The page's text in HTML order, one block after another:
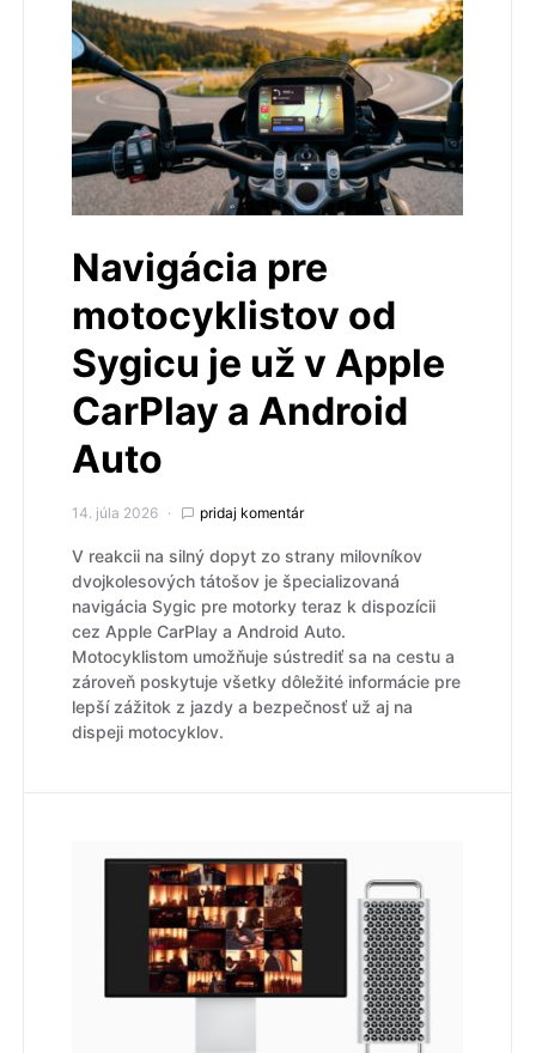
Navigácia pre
motocyklistov od
Sygicu je už v Apple
CarPlay a Android
Auto
14. júla 2026 pridaj komentár
V reakcii na silný dopyt zo strany milovníkov
dvojkolesových tátošov je špecializovaná
navigácia Sygic pre motorky teraz k dispozícii
cez Apple CarPlay a Android Auto.
Motocyklistom umožňuje sústrediť sa na cestu a
zároveň poskytuje všetky dôležité informácie pre
lepší zážitok z jazdy a bezpečnosť už aj na
dispeji motocyklov.